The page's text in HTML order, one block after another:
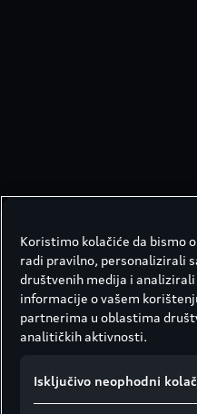
Koristimo kolačiće da bismo
radi pravilno, personalizirali
društvenih medija i
informacije o vašem
partnerima u oblastima
analitičkih aktivnosti.
Isključivo neophodni